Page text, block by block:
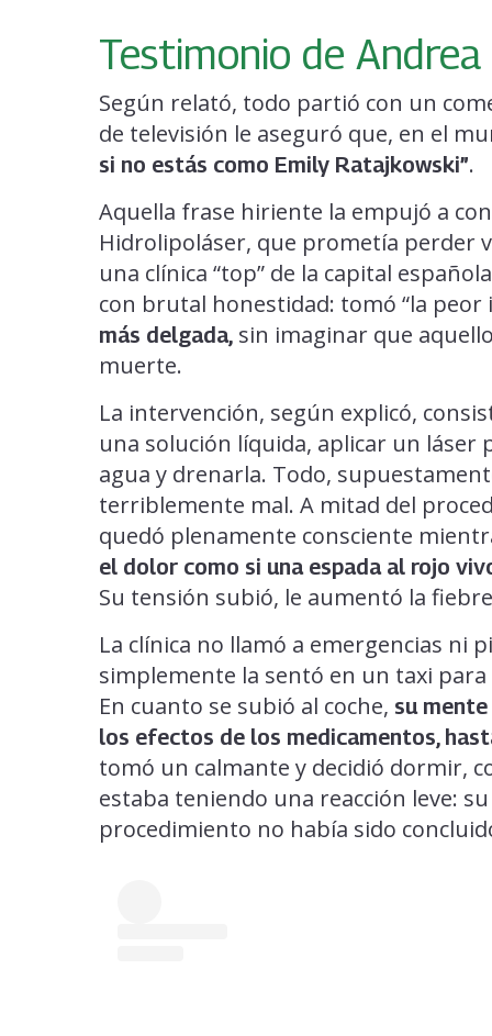
Testimonio de
Según relató, todo partió con un
de televisión le aseguró que, en el
si no estás como Emily Ratajkowski”.
Aquella frase hiriente la empujó a
Hidrolipoláser, que prometía perder
una clínica “top” de la capital
con brutal honestidad: tomó “la peor
más delgada, sin imaginar que
muerte.
La intervención, según explicó,
una solución líquida, aplicar un láser
agua y drenarla. Todo,
terriblemente mal. A mitad del
quedó plenamente consciente
el dolor como si una espada al rojo
Su tensión subió, le aumentó la
La clínica no llamó a emergencias ni
simplemente la sentó en un taxi
En cuanto se subió al coche, su
los efectos de los medicamentos,
tomó un calmante y decidió dormir,
estaba teniendo una reacción leve:
procedimiento no había sido